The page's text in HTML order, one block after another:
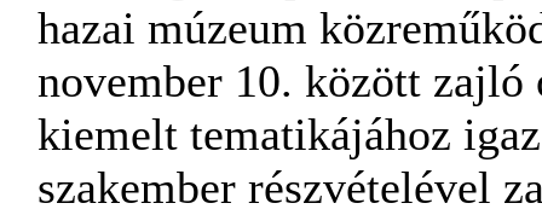
hazai múzeum
november 10. között zajló
kiemelt tematikájához
szakember részvételével